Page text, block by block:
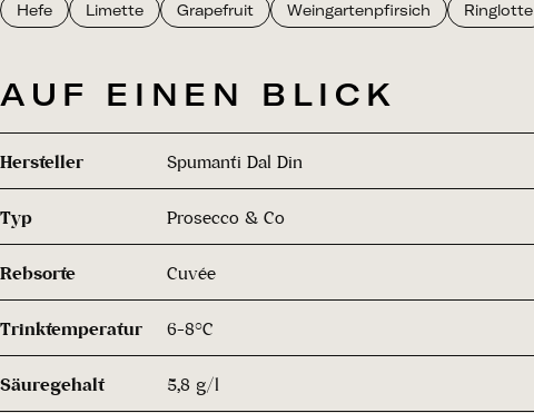
Hefe Limette Grapefruit Weingartenpfirsich Ringlotte
AUF EINEN BLICK
Hersteller Spumanti Dal Din
Typ Prosecco & Co
Rebsorte Cuvée
Trinktemperatur 6-8°C
Säuregehalt 5,8 g/l